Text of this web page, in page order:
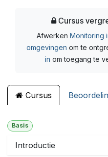
Cursus
Afwerken Monitoring
omgevingen om te
in om toegang te
Cursus
Basis
Introductie